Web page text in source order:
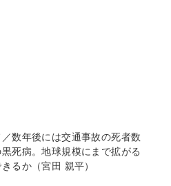
数年後には交通事故の死者数
死病。地球規模にまで拡がる
るか（宮田 親平）